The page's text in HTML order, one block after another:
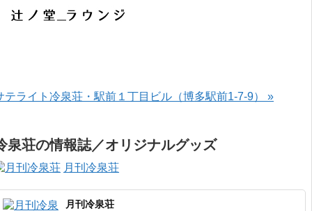
テライト冷泉荘・駅前１丁目ビル（博多駅前1-7-9） »
泉荘の情報誌／オリジナルグッズ
月刊冷泉荘
月刊冷泉荘